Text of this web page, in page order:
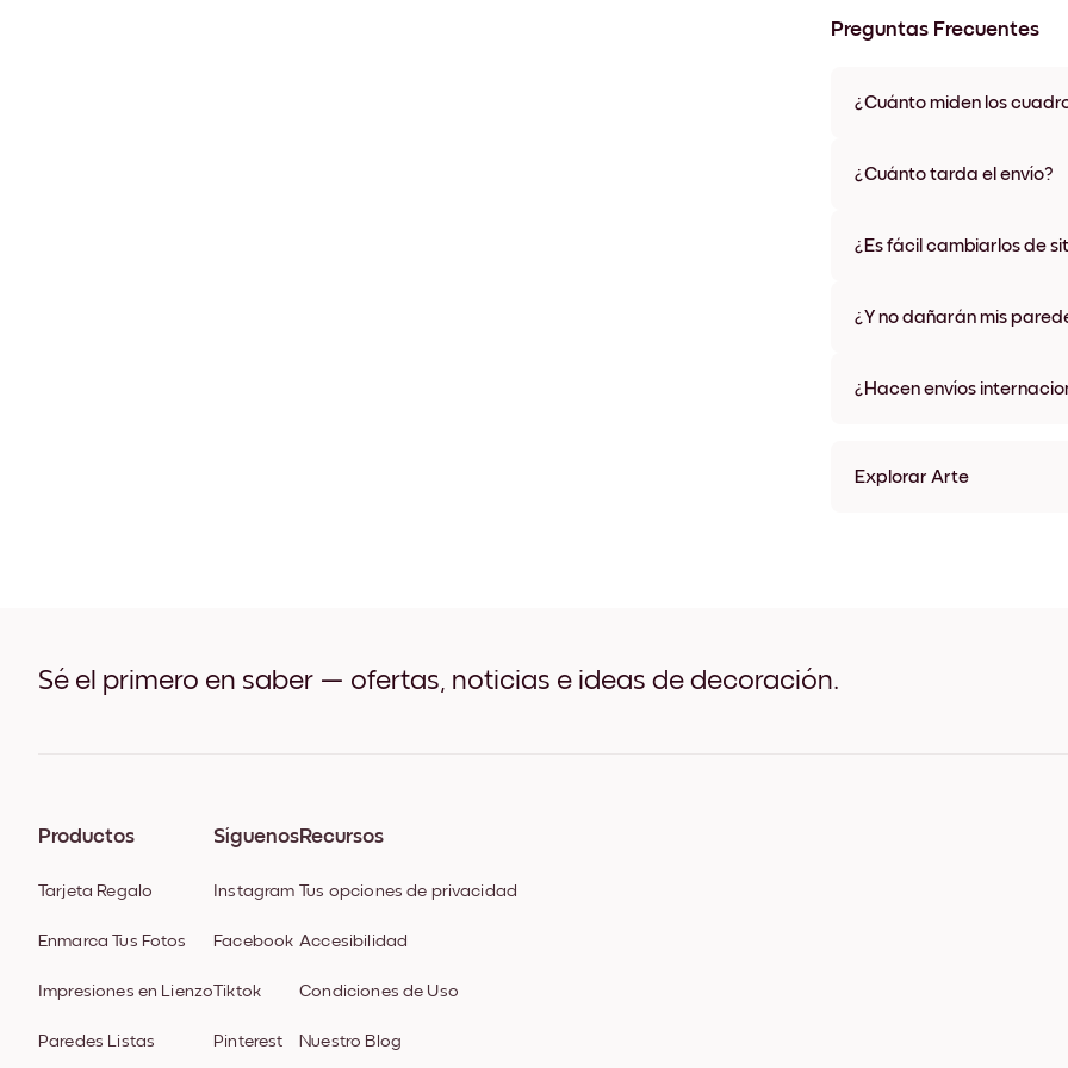
Preguntas Frecuentes
¿Cuánto miden los
materiales y colores de
¿Cuánto tarda el envío?
algunos países. Te
¿Es fácil cambiarlos de
¿Y no dañarán mis
¿Hacen envíos
Explorar Arte
Sé el primero en saber — ofertas, noticias e ideas de decoración.
Productos
Tarjeta Regalo
Enmarca Tus Fotos
Impresiones en Lienzo
Paredes Listas
Síguenos
Instagram
Facebook
Tiktok
Pinterest
Recursos
Tus opciones de privacidad
Accesibilidad
Condiciones de Uso
Nuestro Blog